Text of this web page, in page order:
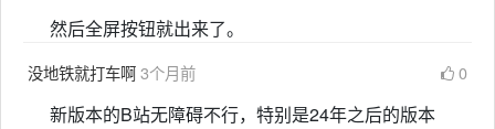
然后全屏按钮就出来了。
没地铁就打车啊3个月前 0
新版本的B站无障碍不行，特别是24年之后的版本